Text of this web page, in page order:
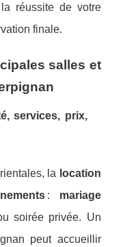
réussite de votre
finale.
salles et
services, prix,
la location
: mariage
soirée privée. Un
peut accueillir